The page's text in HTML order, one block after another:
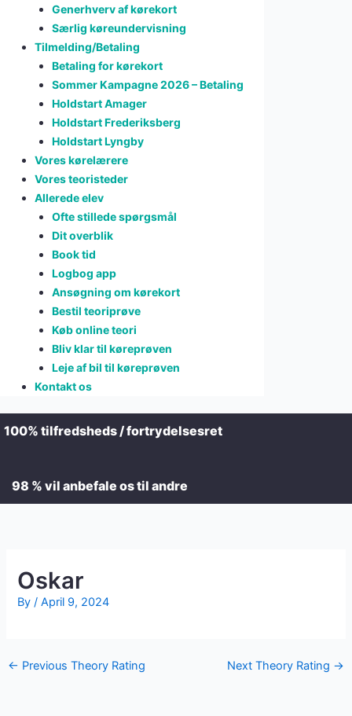
Generhverv af kørekort
Særlig køreundervisning
Tilmelding/Betaling
Betaling for kørekort
Sommer Kampagne 2026 – Betaling
Holdstart Amager
Holdstart Frederiksberg
Holdstart Lyngby
Vores kørelærere
Vores teoristeder
Allerede elev
Ofte stillede spørgsmål
Dit overblik
Book tid
Logbog app
Ansøgning om kørekort
Bestil teoriprøve
Køb online teori
Bliv klar til køreprøven
Leje af bil til køreprøven
Kontakt os
100% tilfredsheds / fortrydelsesret
98 % vil anbefale os til andre
Oskar
By/April 9, 2024
← Previous Theory Rating Next Theory Rating →